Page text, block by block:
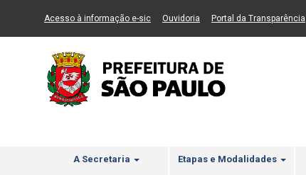
Ir ao Conteúdo Ir para menu principal 2 Ir para busca
Acesso à informação e-sic(Link para um novo sítio)
Ouvidoria (Link para um novo sítio)
Portal da Transparência
A Secretaria Etapas e Modalidades